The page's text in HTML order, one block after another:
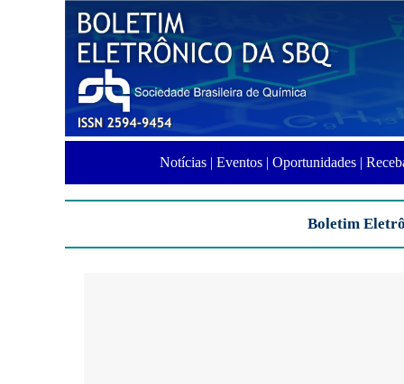
Notícias | Eventos | Oportunidades |
Boletim